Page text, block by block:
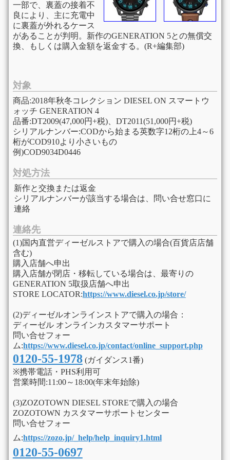
一部で、裏蓋の接着不
良により、主に充電中
に裏蓋が外れるケース
があることが判明。新作のGENERATION 5との無償交
換、もしくは購入金額を返金する。(R+編集部)
対象
商品:2018年秋冬コレクション DIESEL ON スマートウ
ォッチ GENERATION 4
品番:DT2009(47,000円+税)、DT2011(51,000円+税)
シリアルナンバー:CODから始まる英数字12桁の上4～6
桁がCOD910より小さいもの
例)COD9034D0446
対処方法
新作と交換または返金
シリアルナンバーが該当する場合は、問い合せ窓口に
連絡
連絡先
(1)国内直営ディーゼルストアで購入の場合(百貨店店舗
含む)
購入店舗へ申出
購入店舗が閉店・移転している場合は、最寄りの
GENERATION 5取扱店舗へ申出
STORE LOCATOR:https://www.diesel.co.jp/store/
(2)ディーゼルオンラインストアで購入の場合：
ディーゼル オンラインカスタマーサポート
問い合せフォー
ム:https://www.diesel.co.jp/contact/online_support.php
0120-55-1978(ガイダンス1番)
※携帯電話・PHS利用可
営業時間:11:00～18:00(年末年始除)
(3)ZOZOTOWN DIESEL STOREで購入の場合
ZOZOTOWN カスタマーサポートセンター
問い合せフォー
ム:https://zozo.jp/_help/help_inquiry1.html
0120-55-0697